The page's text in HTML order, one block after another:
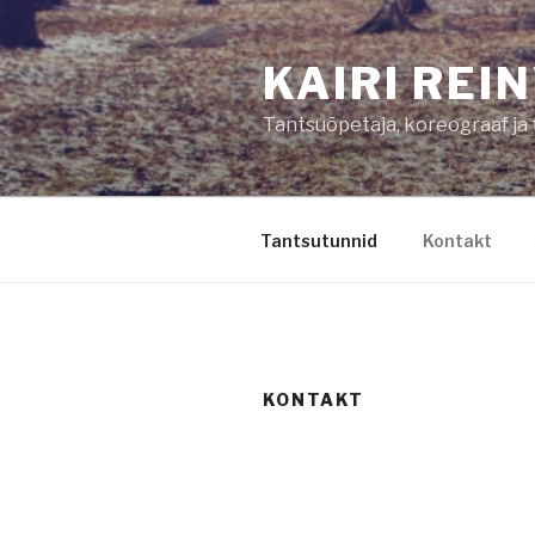
Liigu
sisu
juurde
KAIRI
Tantsuõpetaja, koreograaf ja
Tantsutunnid Kontakt
KONTAKT